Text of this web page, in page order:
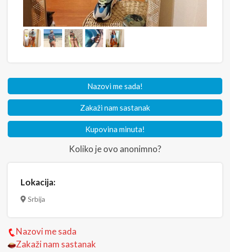
Nazovi me sada!
Zakaži nam sastanak
Kupovina minuta!
Koliko je ovo anonimno?
Lokacija:
Srbija
Nazovi me sada
Zakaži nam sastanak